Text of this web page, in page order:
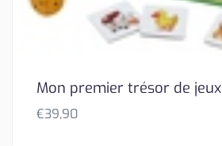
Mon premier trésor de jeux
€39,90